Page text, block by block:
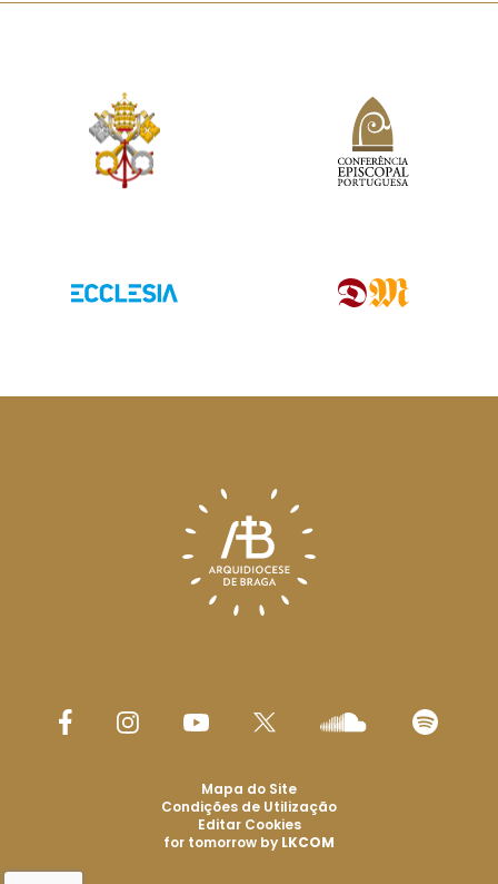
Mapa do Site
Condições de Utilização
Editar Cookies
for tomorrow by LKCOM